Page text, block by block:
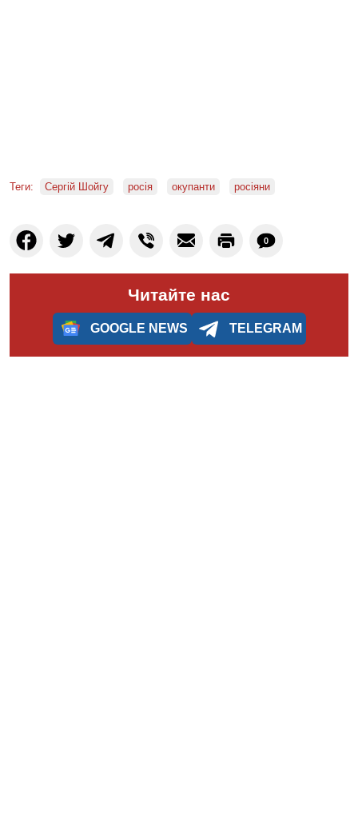
Теги: Сергій Шойгу росія окупанти росіяни
0
Читайте нас
GOOGLE NEWS TELEGRAM